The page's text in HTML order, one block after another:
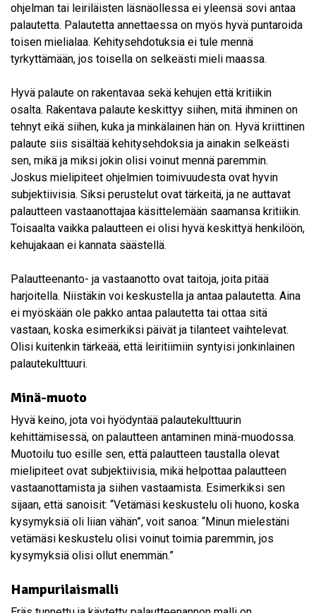
ohjelman tai leiriläisten läsnäollessa ei yleensä sovi antaa
palautetta. Palautetta annettaessa on myös hyvä puntaroida
toisen mielialaa. Kehitysehdotuksia ei tule mennä
tyrkyttämään, jos toisella on selkeästi mieli maassa.
Hyvä palaute on rakentavaa sekä kehujen että kritiikin
osalta. Rakentava palaute keskittyy siihen, mitä ihminen on
tehnyt eikä siihen, kuka ja minkälainen hän on. Hyvä kriittinen
palaute siis sisältää kehitysehdoksia ja ainakin selkeästi
sen, mikä ja miksi jokin olisi voinut mennä paremmin.
Joskus mielipiteet ohjelmien toimivuudesta ovat hyvin
subjektiivisia. Siksi perustelut ovat tärkeitä, ja ne auttavat
palautteen vastaanottajaa käsittelemään saamansa kritiikin.
Toisaalta vaikka palautteen ei olisi hyvä keskittyä henkilöön,
kehujakaan ei kannata säästellä.
Palautteenanto- ja vastaanotto ovat taitoja, joita pitää
harjoitella. Niistäkin voi keskustella ja antaa palautetta. Aina
ei myöskään ole pakko antaa palautetta tai ottaa sitä
vastaan, koska esimerkiksi päivät ja tilanteet vaihtelevat.
Olisi kuitenkin tärkeää, että leiritiimiin syntyisi jonkinlainen
palautekulttuuri.
Minä-muoto
Hyvä keino, jota voi hyödyntää palautekulttuurin
kehittämisessä, on palautteen antaminen minä-muodossa.
Muotoilu tuo esille sen, että palautteen taustalla olevat
mielipiteet ovat subjektiivisia, mikä helpottaa palautteen
vastaanottamista ja siihen vastaamista. Esimerkiksi sen
sijaan, että sanoisit: “Vetämäsi keskustelu oli huono, koska
kysymyksiä oli liian vähän”, voit sanoa: “Minun mielestäni
vetämäsi keskustelu olisi voinut toimia paremmin, jos
kysymyksiä olisi ollut enemmän.”
Hampurilaismalli